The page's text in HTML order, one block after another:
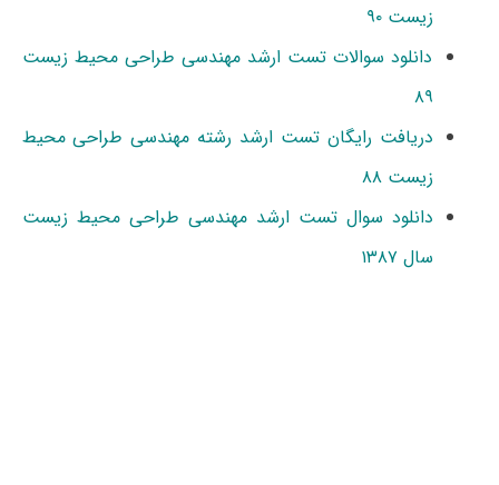
زیست ۹۰
دانلود سوالات تست ارشد مهندسی طراحی محیط زیست
۸۹
دریافت رایگان تست ارشد رشته مهندسی طراحی محیط
زیست ۸۸
دانلود سوال تست ارشد مهندسی طراحی محیط زیست
سال ۱۳۸۷